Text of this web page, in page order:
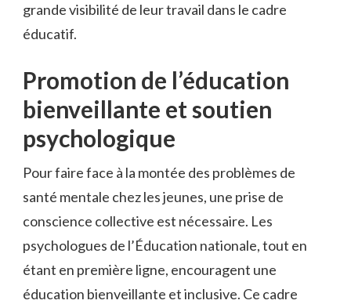
grande visibilité de leur travail dans le cadre
éducatif.
Promotion de l’éducation
bienveillante et soutien
psychologique
Pour faire face à la montée des problèmes de
santé mentale chez les jeunes, une prise de
conscience collective est nécessaire. Les
psychologues de l’Éducation nationale, tout en
étant en première ligne, encouragent une
éducation bienveillante et inclusive. Ce cadre